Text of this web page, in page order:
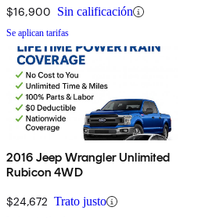
$16,900 Sin calificación
Se aplican tarifas
2016 Jeep Wrangler Unlimited
Rubicon 4WD
$24,672 Trato justo